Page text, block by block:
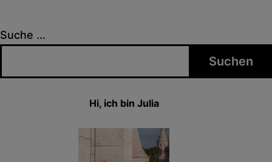
Suche ...
Suchen
Hi, ich bin Julia